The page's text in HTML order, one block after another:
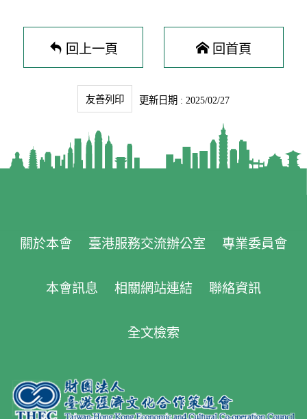
回上一頁 回首頁
友善列印 更新日期 : 2025/02/27
關於本會 臺港服務交流辦公室 專業委員會
本會訊息 相關網站連結 聯絡資訊
全文檢索